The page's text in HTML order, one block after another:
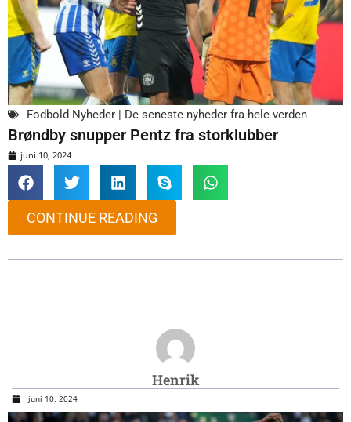
Fodbold Nyheder | De seneste nyheder fra hele verden
Brøndby snupper Pentz fra storklubber
juni 10, 2024
CONTINUE READING
Henrik
juni 10, 2024